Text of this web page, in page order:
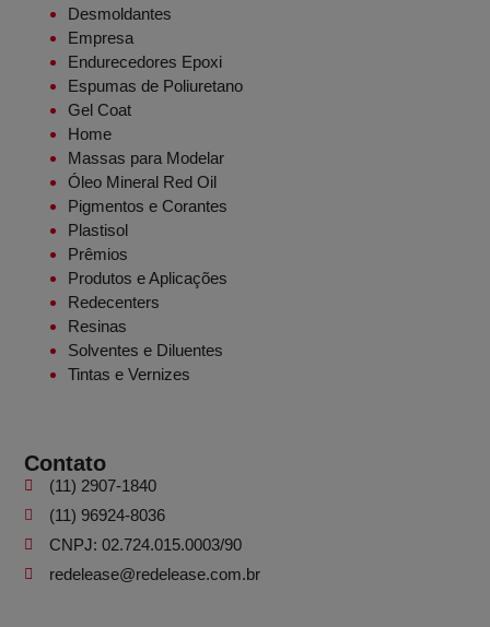
Desmoldantes
Empresa
Endurecedores Epoxi
Espumas de Poliuretano
Gel Coat
Home
Massas para Modelar
Óleo Mineral Red Oil
Pigmentos e Corantes
Plastisol
Prêmios
Produtos e Aplicações
Redecenters
Resinas
Solventes e Diluentes
Tintas e Vernizes
Contato
(11) 2907-1840
(11) 96924-8036
CNPJ: 02.724.015.0003/90
redelease@redelease.com.br